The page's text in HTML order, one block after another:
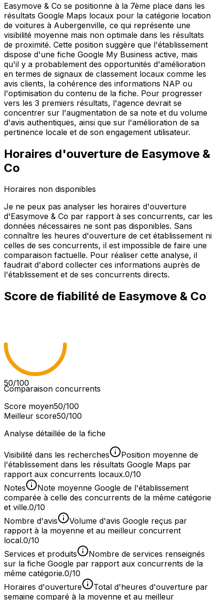
Easymove & Co se positionne à la 7ème place dans les
résultats Google Maps locaux pour la catégorie location
de voitures à Aubergenville, ce qui représente une
visibilité moyenne mais non optimale dans les résultats
de proximité. Cette position suggère que l'établissement
dispose d'une fiche Google My Business active, mais
qu'il y a probablement des opportunités d'amélioration
en termes de signaux de classement locaux comme les
avis clients, la cohérence des informations NAP ou
l'optimisation du contenu de la fiche. Pour progresser
vers les 3 premiers résultats, l'agence devrait se
concentrer sur l'augmentation de sa note et du volume
d'avis authentiques, ainsi que sur l'amélioration de sa
pertinence locale et de son engagement utilisateur.
Horaires d'ouverture de Easymove &
Co
Horaires non disponibles
Je ne peux pas analyser les horaires d'ouverture
d'Easymove & Co par rapport à ses concurrents, car les
données nécessaires ne sont pas disponibles. Sans
connaître les heures d'ouverture de cet établissement ni
celles de ses concurrents, il est impossible de faire une
comparaison factuelle. Pour réaliser cette analyse, il
faudrait d'abord collecter ces informations auprès de
l'établissement et de ses concurrents directs.
Score de fiabilité de Easymove & Co
50/100
Comparaison concurrents
Score moyen50/100
Meilleur score50/100
Analyse détaillée de la fiche
Visibilité dans les recherches
Position moyenne de
l'établissement dans les résultats Google Maps par
rapport aux concurrents locaux.0/10
Notes
Note moyenne Google de l'établissement
comparée à celle des concurrents de la même catégorie
et ville.0/10
Nombre d'avis
Volume d'avis Google reçus par
rapport à la moyenne et au meilleur concurrent
local.0/10
Services et produits
Nombre de services renseignés
sur la fiche Google par rapport aux concurrents de la
même catégorie.0/10
Horaires d'ouverture
Total d'heures d'ouverture par
semaine comparé à la moyenne et au meilleur